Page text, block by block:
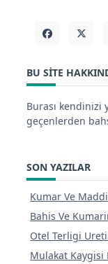
BU SITE
Burası kendinizi
geçenlerden
SON YAZILAR
Kumar Ve
Bahis Ve
Otel Terligi
Mulakat